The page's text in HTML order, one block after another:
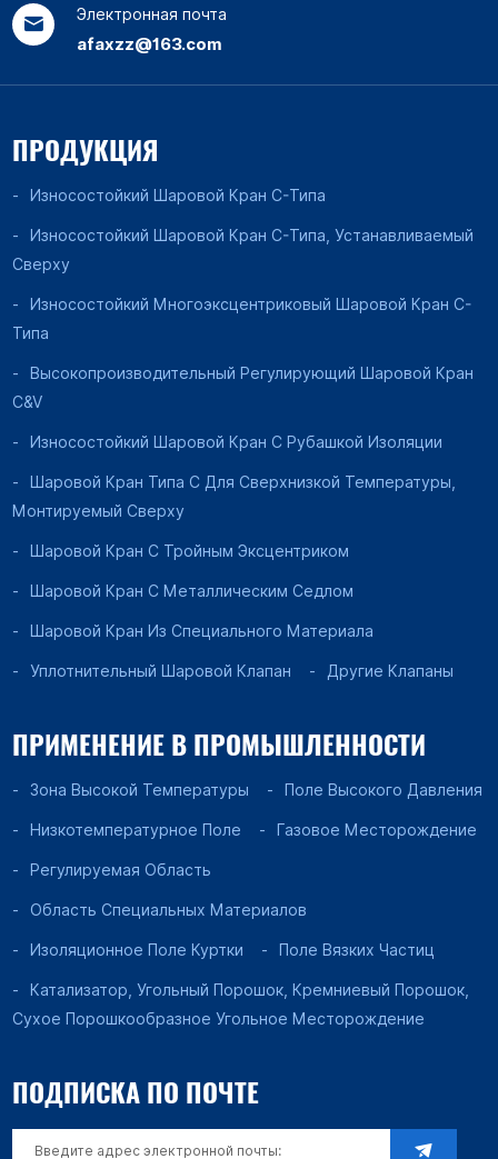
Электронная почта
afaxzz@163.com
ПРОДУКЦИЯ
Износостойкий Шаровой Кран C-Типа
Износостойкий Шаровой Кран C-Типа, Устанавливаемый
Сверху
Износостойкий Многоэксцентриковый Шаровой Кран C-
Типа
Высокопроизводительный Регулирующий Шаровой Кран
C&V
Износостойкий Шаровой Кран С Рубашкой Изоляции
Шаровой Кран Типа C Для Сверхнизкой Температуры,
Монтируемый Сверху
Шаровой Кран С Тройным Эксцентриком
Шаровой Кран С Металлическим Седлом
Шаровой Кран Из Специального Материала
Уплотнительный Шаровой Клапан Другие Клапаны
ПРИМЕНЕНИЕ В ПРОМЫШЛЕННОСТИ
Зона Высокой Температуры Поле Высокого Давления
Низкотемпературное Поле Газовое Месторождение
Регулируемая Область
Область Специальных Материалов
Изоляционное Поле Куртки Поле Вязких Частиц
Катализатор, Угольный Порошок, Кремниевый Порошок,
Сухое Порошкообразное Угольное Месторождение
ПОДПИСКА ПО ПОЧТЕ